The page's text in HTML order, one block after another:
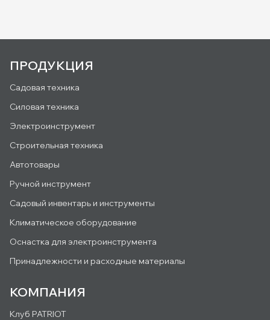
ПРОДУКЦИЯ
Садовая техника
Силовая техника
Электроинструмент
Строительная техника
Автотовары
Ручной инструмент
Садовый инвентарь и инструменты
Климатическое оборудование
Оснастка для электроинструмента
Принадлежности и расходные материалы
КОМПАНИЯ
Клуб PATRIOT